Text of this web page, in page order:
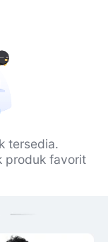
tersedia.
produk favorit